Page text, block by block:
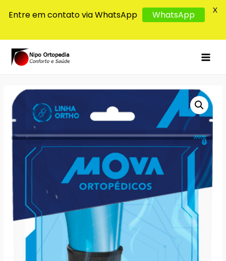
Entre em contato via WhatsApp WhatsApp X